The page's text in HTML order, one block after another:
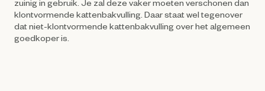
zuinig in gebruik. Je zal deze vaker moeten verschonen dan
klontvormende kattenbakvulling. Daar staat wel tegenover
dat niet-klontvormende kattenbakvulling over het algemeen
goedkoper is.